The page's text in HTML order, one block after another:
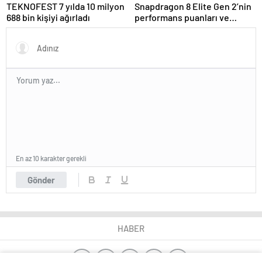
TEKNOFEST 7 yılda 10 milyon
688 bin kişiyi ağırladı
Snapdragon 8 Elite Gen 2’nin
performans puanları ve
özellikleri ortaya çıktı
Gönder
En az 10 karakter gerekli
HABER